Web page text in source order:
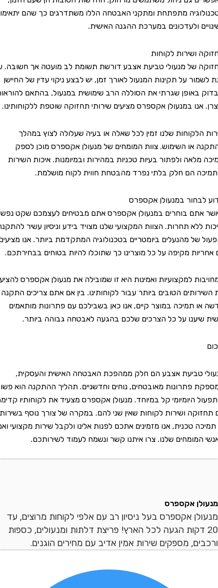
מתפתחת ומתקני האבטחה הללו משתדרגים כך שהם יתאימו
ולעדכונים במערכת ההגנה האישית.
לקוחות
של מנעולי טביעת אצבע דורשת תשומת לב מועטה אך חשובה. על
על תקינות המנעול לאורך זמן, יש לבצע ניקוי עדין של החיישן
באופן שגרתי את הסוללה הרב שימושית במנעול, בהתאם להוראות
במנעולן אקספרס מציעים שירותי תחזוקה שוטפת ללקוחותינו.
שלנו זמין לכל שאלה או בעיה שעלולה לצוץ במהלך
או השימוש. צוות המומחים של מנעולן אקספרס מוכן לספק
ולפתור בעיות טכניות במהירות ובמיומנות. איכות השירות
הם חלק בלתי נפרד מהבטחת חווית לקוח מושלמת.
במנעולן אקספרס
בוחרים במנעולן אקספרס אתם מבטיחים לעצמכם שקט נפשי
תחרות. הצוות המקצועי שלנו מצויד בידע וניסיון עשיר להתקנה
מהנעלים ביומטריים בטכנולוגיה המתקדמת ביותר. אנו מציעים
מקיפה על כל מוצרינו כך שתוכלו להיות בטוחים בבחירתכם.
למקצועיות ואמינות היא זו שמובילה את מנעולן אקספרס להציע
הטובים ביותר עבור לקוחותינו. בין אם אתם צריכים התקנה
תמיכה במוצר קיים, אנו כאן בשבילכם עם פתרונות מותאמים
על כל הצרכים שלכם בהגעה לאבטחה גבוהה ביותר.
טביעת אצבע הם חלק ממהפכת האבטחה האישית והעסקית,
פתרונות מאובטחים, נוחים וחדשניים. תהליך ההתקנה הוא פשוט
היומיומי קל במיוחד. מנעולן אקספרס מצעיד את לקוחותיו קדימה
ושירות לקוחות שאין שני להם. במקרה של צורך נוסף בשירות
טכנית, אנו מזמינים אתכם לפנות אלינו ולקבל שירות מקצועי ואמין
שלנו. צרו איתנו קשר ונשמח לעמוד לשירותכם.
אקספרס
אקספרס בעל ניסיון רב עם אלפי לקוחות מרוצים, עד
דקות הגעה לכל הארץ! פריצת דלתות ומנעולים, כספות
מספקים שירות אמין אדיב עם מחירים הוגנים.